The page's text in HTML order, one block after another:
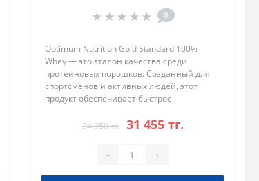
0
Optimum Nutrition Gold Standard 100%
Whey — это эталон качества среди
протеиновых порошков. Созданный для
спортсменов и активных людей, этот
продукт обеспечивает быстрое
мышечной массы и помогает достичь
34 950 тг. 31 455 тг.
- +